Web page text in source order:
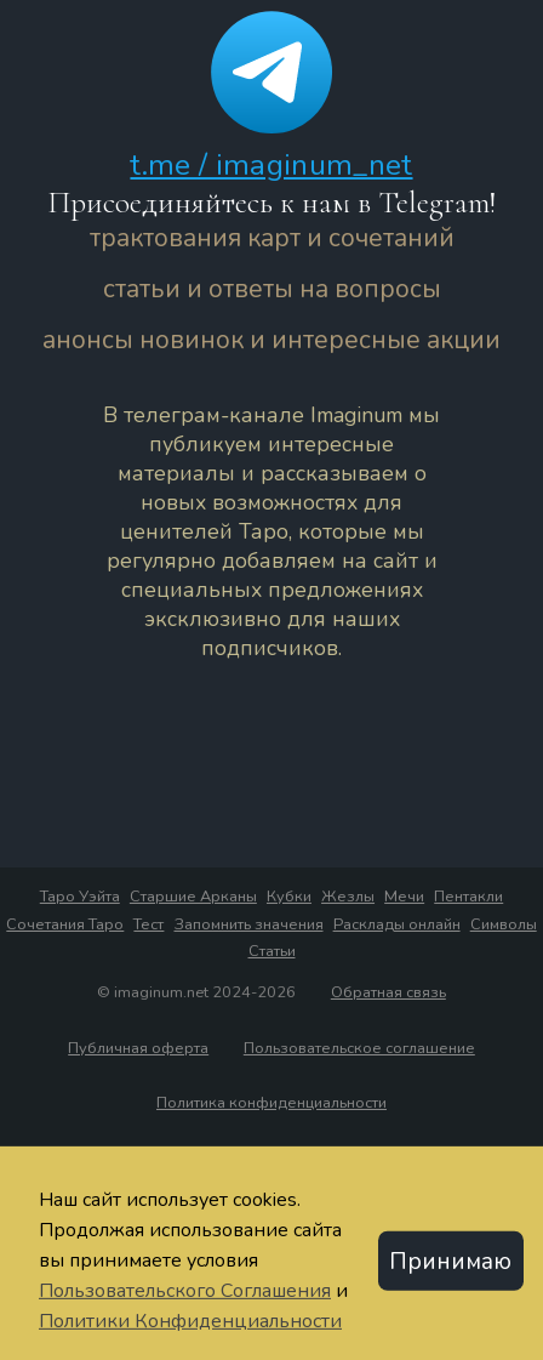
t.me / imaginum_net
Присоединяйтесь к нам в Telegram!
трактования карт и сочетаний
статьи и ответы на вопросы
анонсы новинок и интересные акции
В телеграм-канале Imaginum мы
публикуем интересные
материалы и рассказываем о
новых возможностях для
ценителей Таро, которые мы
регулярно добавляем на сайт и
специальных предложениях
эксклюзивно для наших
подписчиков.
Таро Уэйта Старшие Арканы Кубки Жезлы Мечи Пентакли
Сочетания Таро Тест Запомнить значения Расклады онлайн Символы
Статьи
© imaginum.net 2024-2026
Обратная связь
Публичная оферта Пользовательское соглашение
Политика конфиденциальности
Наш сайт использует cookies.
Продолжая использование сайта
вы принимаете условия
Пользовательского Соглашения и
Политики Конфиденциальности
Принимаю